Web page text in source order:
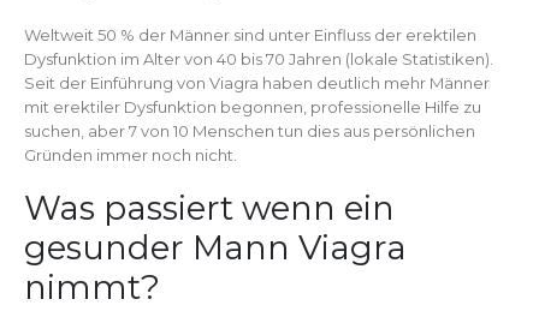
Weltweit 50 % der Männer sind unter Einfluss der erektilen
Dysfunktion im Alter von 40 bis 70 Jahren (lokale Statistiken).
Seit der Einführung von Viagra haben deutlich mehr Männer
mit erektiler Dysfunktion begonnen, professionelle Hilfe zu
suchen, aber 7 von 10 Menschen tun dies aus persönlichen
Gründen immer noch nicht.
Was passiert wenn ein
gesunder Mann Viagra
nimmt?